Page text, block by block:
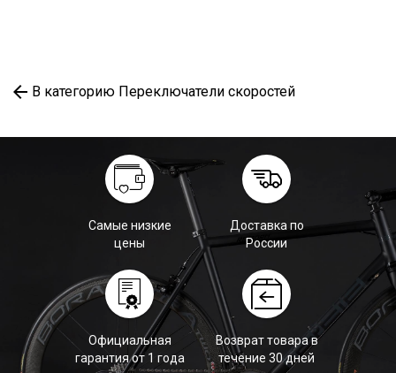
В категорию Переключатели скоростей
Самые низкие
цены
Доставка по
России
Официальная
гарантия от 1 года
Возврат товара в
течение 30 дней